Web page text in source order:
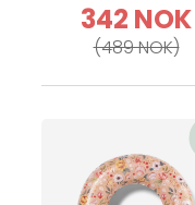
342 NOK
(489 NOK)